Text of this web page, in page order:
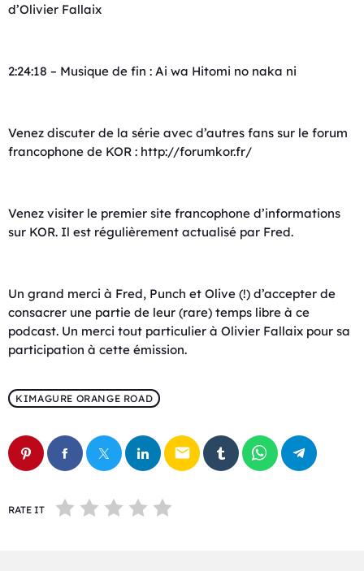
d’Olivier Fallaix
2:24:18 – Musique de fin : Ai wa Hitomi no naka ni
Venez discuter de la série avec d’autres fans sur le forum
francophone de KOR : ⁠⁠http://forumkor.fr/⁠⁠
Venez visiter le premier site francophone d’informations
sur KOR. Il est régulièrement actualisé par Fred.
Un grand merci à Fred, Punch et Olive (!) d’accepter de
consacrer une partie de leur (rare) temps libre à ce
podcast. Un merci tout particulier à Olivier Fallaix pour sa
participation à cette émission.
KIMAGURE ORANGE ROAD
email
RATE IT